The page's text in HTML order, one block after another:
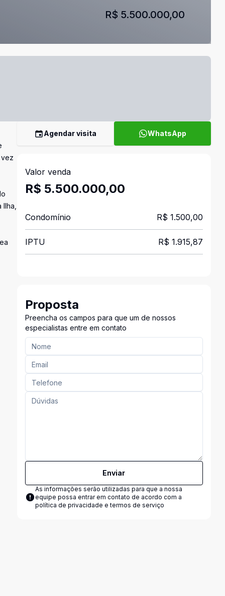
R$ 5.500.000,00
Agendar visita WhatsApp
Valor venda
R$ 5.500.000,00
Condomínio R$ 1.500,00
IPTU R$ 1.915,87
Proposta
Preencha os campos para que um de nossos
especialistas entre em contato
Enviar
As informações serão utilizadas para que a nossa
equipe possa entrar em contato de acordo com a
política de privacidade e termos de serviço